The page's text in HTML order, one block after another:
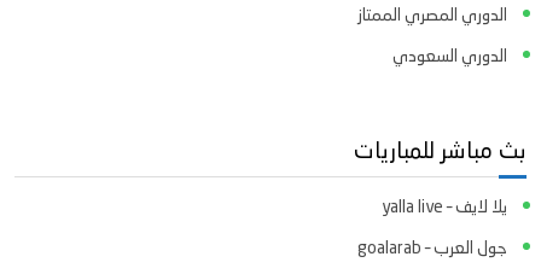
الدوري المصري الممتاز
الدوري السعودي
بث مباشر للمباريات
يلا لايف – yalla live
جول العرب – goalarab